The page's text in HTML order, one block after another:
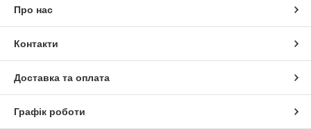
Про нас
Контакти
Доставка та оплата
Графік роботи